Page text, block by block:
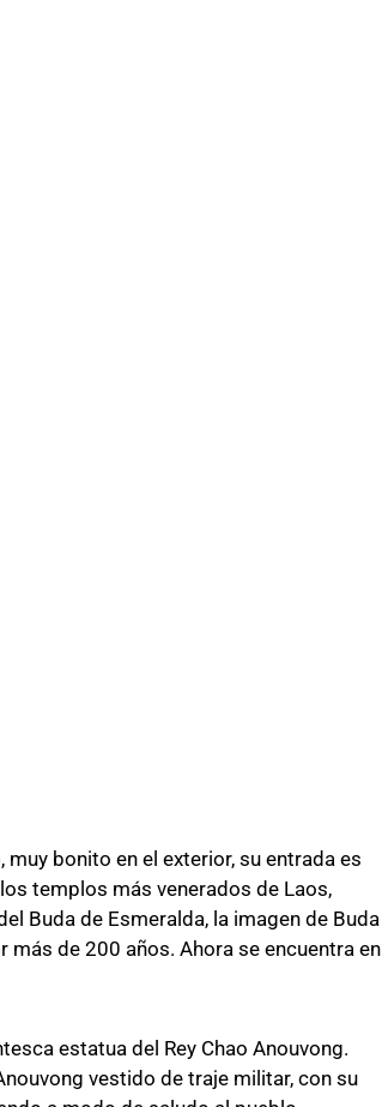
, muy bonito en el exterior, su entrada es
templos más venerados de Laos,
Buda de Esmeralda, la imagen de Buda
más de 200 años. Ahora se encuentra en
estatua del Rey Chao Anouvong.
vestido de traje militar, con su